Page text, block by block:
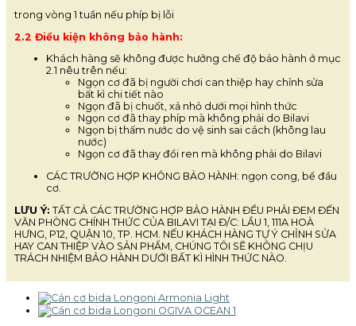
trong vòng 1 tuần nếu phíp bị lỗi
2.2 Điều kiện không bảo hành:
Khách hàng sẽ không được hưởng chế độ bảo hành ở mục
2.1 nêu trên nếu:
Ngọn cơ đã bị người chơi can thiệp hay chỉnh sửa
bất kì chi tiết nào
Ngọn đã bị chuốt, xả nhỏ dưới mọi hình thức
Ngọn cơ đã thay phíp mà không phải do Bilavi
Ngọn bị thấm nước do vệ sinh sai cách (không lau
nước)
Ngọn cơ đã thay đổi ren mà không phải do Bilavi
CÁC TRƯỜNG HỢP KHÔNG BẢO HÀNH: ngọn cong, bể đầu
cơ.
LƯU Ý: TẤT CẢ CÁC TRƯỜNG HỢP BẢO HÀNH ĐỀU PHẢI ĐEM ĐẾN
VĂN PHÒNG CHÍNH THỨC CỦA BILAVI TẠI Đ/C: LẦU 1, 111A HOÀ
HƯNG, P12, QUẬN 10, TP. HCM. NẾU KHÁCH HÀNG TỰ Ý CHỈNH SỬA
HAY CAN THIỆP VÀO SẢN PHẨM, CHÚNG TÔI SẼ KHÔNG CHỊU
TRÁCH NHIỆM BẢO HÀNH DƯỚI BẤT KÌ HÌNH THỨC NÀO.